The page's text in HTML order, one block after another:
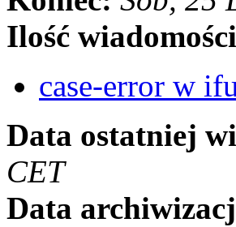
Ilość
case-error w
Data ostatniej
CET
Data